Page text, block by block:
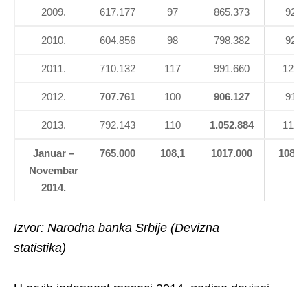
2009. 617.177 97 865.373 92
2010. 604.856 98 798.382 92
2011. 710.132 117 991.660 124
2012. 707.761 100 906.127 91
2013. 792.143 110 1.052.884 116
Januar –
Novembar
2014.
765.000 108,1 1017.000 108,6
Izvor: Narodna banka Srbije (Devizna
statistika)